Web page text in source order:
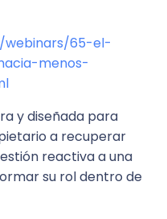
65-el-
menos-
y diseñada para
a recuperar
reactiva a una
su rol dentro de